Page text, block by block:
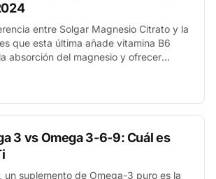
entre Solgar Magnesio Citrato y la
que esta última añade vitamina B6
absorción del magnesio y ofrecer
La elección dependerá de si
3 vs Omega 3-6-9: Cuál es
un suplemento de Omega-3 puro es la